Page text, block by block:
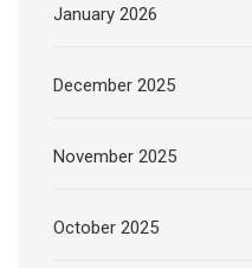
January 2026
December 2025
November 2025
October 2025